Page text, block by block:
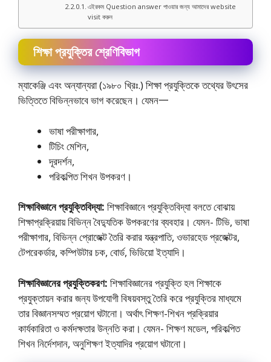
এইরকম Question answer পাওয়ার জন্য আমাদের website
visit করুন
শিক্ষা প্রযুক্তির শ্রেণিবিভাগ
ম্যাকেঞ্জি এবং অন্যান্যরা (১৯৮০ খ্রিঃ.) শিক্ষা প্রযুক্তিকে তথ্যের উৎসের
ভিত্তিতে বিভিন্নভাবে ভাগ করেছেন। যেমন一
ভাষা পরীক্ষাগার,
টিচিং মেশিন,
দূরদর্শন,
পরিকল্পিত শিখন উপকরণ।
শিক্ষাবিজ্ঞানে প্রযুক্তিবিদ্যা: শিক্ষাবিজ্ঞানে প্রযুক্তিবিদ্যা বলতে বােঝায়
শিক্ষাপ্রক্রিয়ায় বিভিন্ন বৈদ্যুতিক উপকরণের ব্যবহার। যেমন- টিভি, ভাষা
পরীক্ষাগার, বিভিন্ন প্রােজেক্ট তৈরি করার যন্ত্রপাতি, ওভারহেড প্রজেক্টর,
টেপরেকর্ডার, কম্পিউটার চক, বাের্ড, ভিডিয়াে ইত্যাদি।
শিক্ষাবিজ্ঞানের প্রযুক্তিকরণ: শিক্ষাবিজ্ঞানের প্রযুক্তি হল শিক্ষাকে
প্রযুক্তায়ন করার জন্য উপযােগী বিষয়বস্তু তৈরি করে প্রযুক্তির মাধ্যমে
তার বিজ্ঞানসম্মত প্রয়ােগ ঘটানাে। অর্থাৎ শিক্ষণ-শিখন প্রক্রিয়ার
কার্যকারিতা ও কর্মদক্ষতার উন্নতি করা। যেমন- শিক্ষণ মডেল, পরিকল্পিত
শিখন নির্দেশদান, অনুশিক্ষণ ইত্যাদির প্রয়ােগ ঘটানাে।